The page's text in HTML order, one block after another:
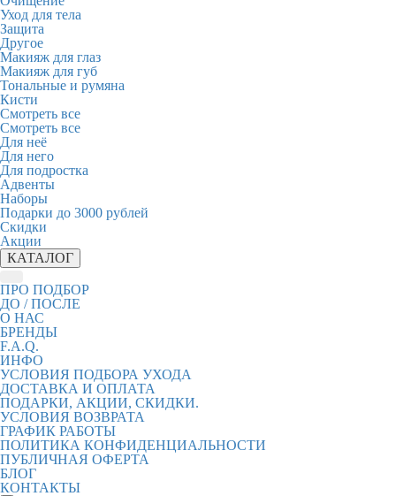
Уход для тела
Защита
Другое
Макияж для глаз
Макияж для губ
Тональные и румяна
Кисти
Смотреть все
Смотреть все
Для неё
Для него
Для подростка
Адвенты
Наборы
Подарки до 3000 рублей
Скидки
Акции
КАТАЛОГ
ПРО ПОДБОР
ДО / ПОСЛЕ
О НАС
БРЕНДЫ
F.A.Q.
ИНФО
УСЛОВИЯ ПОДБОРА УХОДА
ДОСТАВКА И ОПЛАТА
ПОДАРКИ, АКЦИИ, СКИДКИ.
УСЛОВИЯ ВОЗВРАТА
ГРАФИК РАБОТЫ
ПОЛИТИКА КОНФИДЕНЦИАЛЬНОСТИ
ПУБЛИЧНАЯ ОФЕРТА
БЛОГ
КОНТАКТЫ